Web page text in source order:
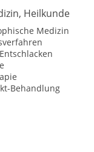
Heilkunde
Medizin
Behandlung